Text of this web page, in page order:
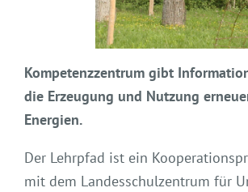
Kompetenzzentrum gibt
die Erzeugung und Nutzung
Energien.
Der Lehrpfad ist ein
mit dem Landesschulzentrum für